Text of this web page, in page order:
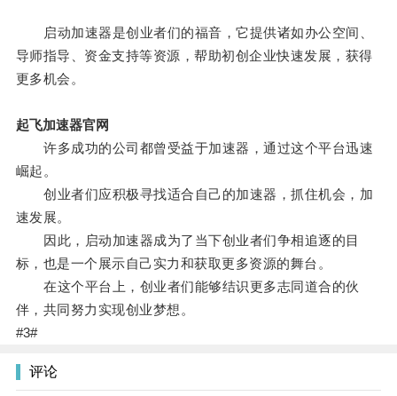
启动加速器是创业者们的福音，它提供诸如办公空间、
导师指导、资金支持等资源，帮助初创企业快速发展，获得
更多机会。
起飞加速器官网
许多成功的公司都曾受益于加速器，通过这个平台迅速
崛起。
创业者们应积极寻找适合自己的加速器，抓住机会，加
速发展。
因此，启动加速器成为了当下创业者们争相追逐的目
标，也是一个展示自己实力和获取更多资源的舞台。
在这个平台上，创业者们能够结识更多志同道合的伙
伴，共同努力实现创业梦想。
#3#
评论